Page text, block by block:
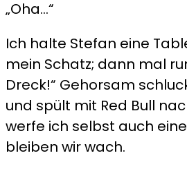
„Oha…“
Ich halte Stefan eine
mein Schatz; dann mal
Dreck!“ Gehorsam
und spült mit Red Bull
werfe ich selbst auch
bleiben wir wach.